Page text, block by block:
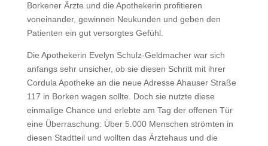
Borkener Ärzte und die Apothekerin profitieren
voneinander, gewinnen Neukunden und geben den
Patienten ein gut versorgtes Gefühl.
Die Apothekerin Evelyn Schulz-Geldmacher war sich
anfangs sehr unsicher, ob sie diesen Schritt mit ihrer
Cordula Apotheke an die neue Adresse Ahauser Straße
117 in Borken wagen sollte. Doch sie nutzte diese
einmalige Chance und erlebte am Tag der offenen Tür
eine Überraschung: Über 5.000 Menschen strömten in
diesen Stadtteil und wollten das Ärztehaus und die